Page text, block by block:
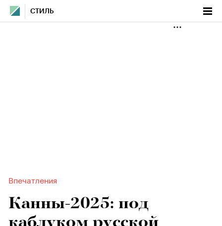
СТИЛЬ
Впечатления
Канны-2025: под
каблуком русской